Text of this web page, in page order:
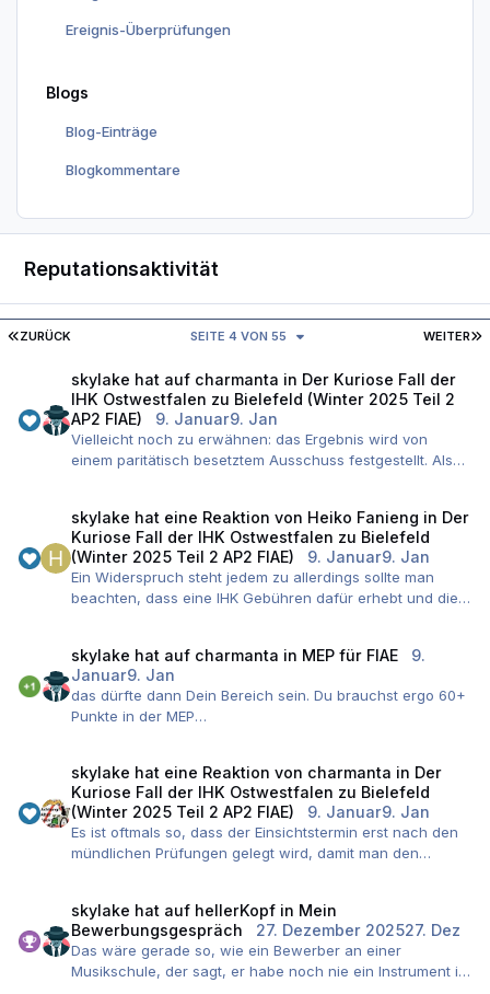
Ereignis-Überprüfungen
Blogs
Blog-Einträge
Blogkommentare
Reputationsaktivität
ERSTE SEITE
ZURÜCK WEITER
SEITE 4 VON 55
skylake hat auf charmanta in Der Kuriose Fall der
IHK Ostwestfalen zu Bielefeld (Winter 2025 Teil 2
AP2 FIAE)
9. Januar9. Jan
Vielleicht noch zu erwähnen: das Ergebnis wird von
einem paritätisch besetztem Ausschuss festgestellt. Also
Lösungen.
Dagegen vorzugehen ist vor Gericht in 99% sinnlos,
außer es liegen Formfehler vor.
skylake hat eine Reaktion von Heiko Fanieng in Der
Kuriose Fall der IHK Ostwestfalen zu Bielefeld
(Winter 2025 Teil 2 AP2 FIAE)
9. Januar9. Jan
Ein Widerspruch steht jedem zu allerdings sollte man
beachten, dass eine IHK Gebühren dafür erhebt und die
auch bei sehr, sehr vielen Widersprüchen dabei war,
wurden vielleicht 1-2 entsprochen, der Rest abgelehnt.
Sofern der Prüfungsausschuss keinen offensichtlichen
formalen Fehler begangen hat, ist so ein
auch etliche Gerichtsurteile. Der PA hat einen sehr
großen, gefühlt unendlichen Ermessensspielraum und da
der Ausschuss paritätisch besetzt ist, mit Personen aus
unterschiedlichen Feldern wird, kann gegen deren
Entscheidung rechtlich nur mit Erfolg vorgegangen
müssen sich noch nicht einmal an den Lösungsvorschlag
der IHK halten (denn es ist eben nur ein
Lösungsvorschlag für einen unabhängig agierenden
Ausschuss).
skylake hat auf charmanta in MEP für FIAE
9.
Januar9. Jan
das dürfte dann Dein Bereich sein. Du brauchst ergo 60+
Punkte in der MEP
skylake hat eine Reaktion von charmanta in Der
Kuriose Fall der IHK Ostwestfalen zu Bielefeld
(Winter 2025 Teil 2 AP2 FIAE)
9. Januar9. Jan
Es ist oftmals so, dass der Einsichtstermin erst nach den
mündlichen Prüfungen gelegt wird, damit man den
Das bei euch fast alle eine 6 kassiert haben, liegt nicht an
der IHK sondern bestätigt (leider) mal wieder das Stigmata
"Umschüler".
skylake hat auf hellerKopfin Mein
Bewerbungsgespräch
27. Dezember 202527. Dez
Das wäre gerade so, wie ein Bewerber an einer
Musikschule, der sagt, er habe noch nie ein Instrument in